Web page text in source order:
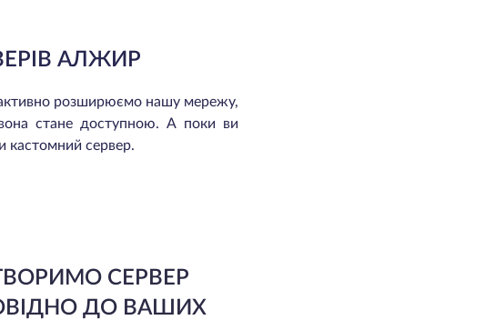
АЛЖИР
активно розширюємо нашу мережу,
стане доступною. А поки ви
кастомний сервер.
СЕРВЕР
ДО ВАШИХ